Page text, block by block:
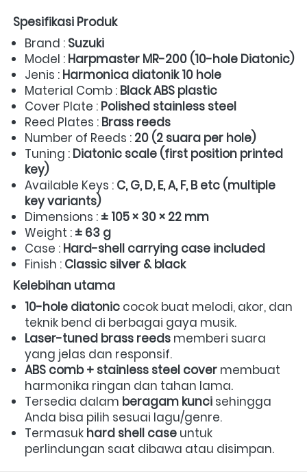
Spesifikasi Produk
Brand : Suzuki
Model : Harpmaster MR-200 (10-hole Diatonic)
Jenis : Harmonica diatonik 10 hole
Material Comb : Black ABS plastic
Cover Plate : Polished stainless steel
Reed Plates : Brass reeds
Number of Reeds : 20 (2 suara per hole)
Tuning : Diatonic scale (first position printed
key)
Available Keys : C, G, D, E, A, F, B etc (multiple
key variants)
Dimensions : ± 105 × 30 × 22 mm
Weight : ± 63 g
Case : Hard-shell carrying case included
Finish : Classic silver & black
Kelebihan utama
10-hole diatonic cocok buat melodi, akor, dan
teknik bend di berbagai gaya musik.
Laser-tuned brass reeds memberi suara
yang jelas dan responsif.
ABS comb + stainless steel cover membuat
harmonika ringan dan tahan lama.
Tersedia dalam beragam kunci sehingga
Anda bisa pilih sesuai lagu/genre.
Termasuk hard shell case untuk
perlindungan saat dibawa atau disimpan.